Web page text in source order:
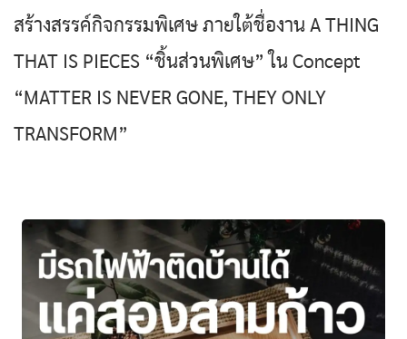
สร้างสรรค์กิจกรรมพิเศษ ภายใต้ชื่องาน A THING
THAT IS PIECES “ชิ้นส่วนพิเศษ” ใน Concept
“MATTER IS NEVER GONE, THEY ONLY
TRANSFORM”